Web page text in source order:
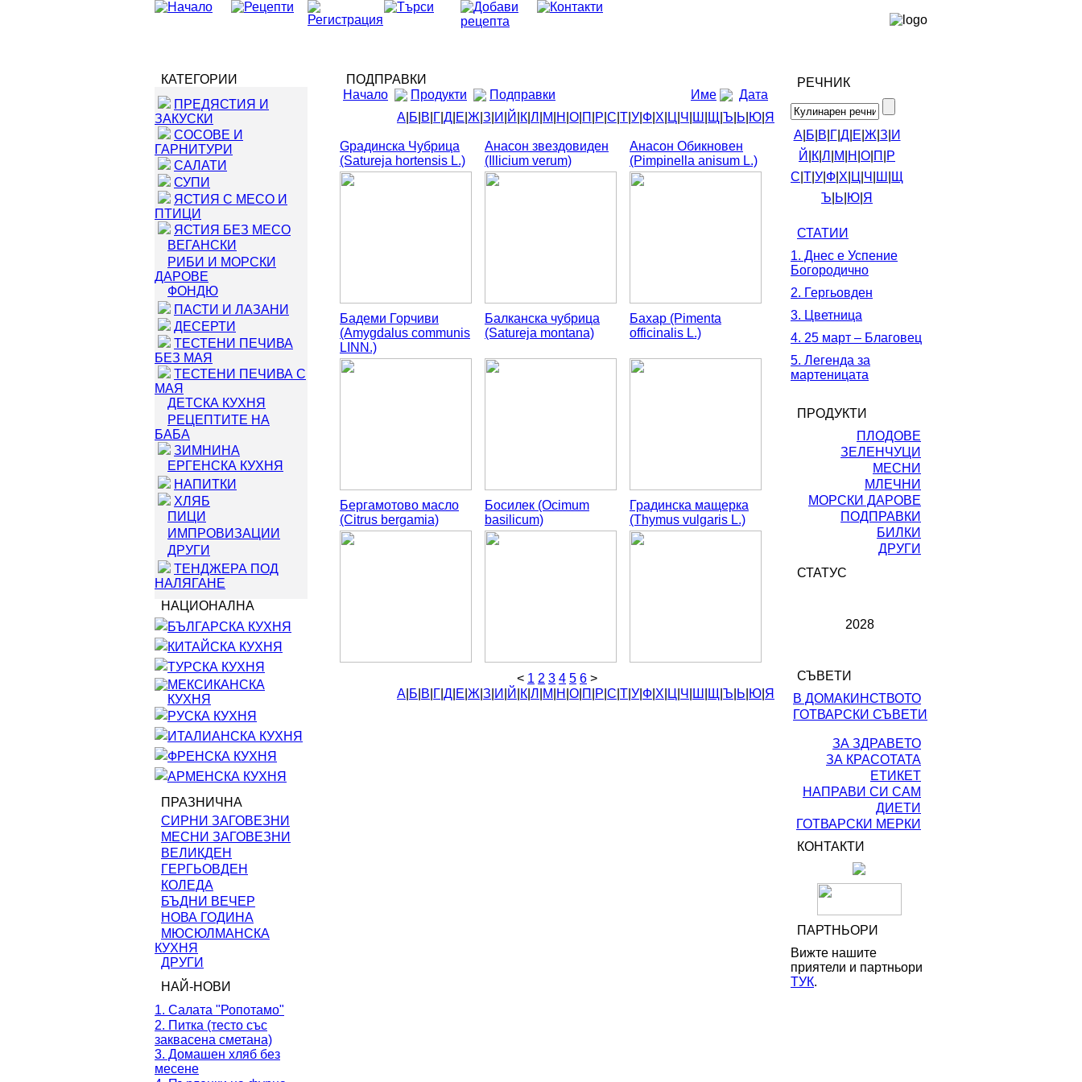
КАТЕГОРИИ
ПРЕДЯСТИЯ И
ЗАКУСКИ
СОСОВЕ И
ГАРНИТУРИ
САЛАТИ
СУПИ
ЯСТИЯ С МЕСО И
ПТИЦИ
ЯСТИЯ БЕЗ МЕСО
ВЕГАНСКИ
РИБИ И МОРСКИ
ДАРОВЕ
ФОНДЮ
ПАСТИ И ЛАЗАНИ
ДЕСЕРТИ
ТЕСТЕНИ ПЕЧИВА
БЕЗ МАЯ
ТЕСТЕНИ ПЕЧИВА С
МАЯ
ДЕТСКА КУХНЯ
РЕЦЕПТИТЕ НА
БАБА
ЗИМНИНА
ЕРГЕНСКА КУХНЯ
НАПИТКИ
ХЛЯБ
ПИЦИ
ИМПРОВИЗАЦИИ
ДРУГИ
ТЕНДЖЕРА ПОД
НАЛЯГАНЕ
НАЦИОНАЛНА
БЪЛГАРСКА КУХНЯ
КИТАЙСКА КУХНЯ
ТУРСКА КУХНЯ
МЕКСИКАНСКА
КУХНЯ
РУСКА КУХНЯ
ИТАЛИАНСКА КУХНЯ
ФРЕНСКА КУХНЯ
АРМЕНСКА КУХНЯ
ПРАЗНИЧНА
СИРНИ ЗАГОВЕЗНИ
МЕСНИ ЗАГОВЕЗНИ
ВЕЛИКДЕН
ГЕРГЬОВДЕН
КОЛЕДА
БЪДНИ ВЕЧЕР
НОВА ГОДИНА
МЮСЮЛМАНСКА
КУХНЯ
ДРУГИ
НАЙ-НОВИ
1. Салата "Ропотамо"
2. Питка (тесто със
заквасена сметана)
3. Домашен хляб без
месене
ПОДПРАВКИ
Начало
Продукти Подправки Име
Дата
А Б В Г Д Е Ж З И Й К Л М Н О П Р С Т У Ф Х Ц Ч Ш Щ Ъ Ь Ю Я
Gрадинска Чубрица
(Satureja hortensis L.)
Анасон звездовиден
(Illicium verum)
Анасон Обикновен
(Pimpinella anisum L.)
Бадеми Горчиви
(Amygdalus communis
LINN.)
Балканска чубрица
(Satureja montana)
Бахар (Pimenta
officinalis L.)
Бергамотово масло
(Citrus bergamia)
Босилек (Ocimum
basilicum)
Градинска мащерка
(Thymus vulgaris L.)
< 1 2 3 4 5 6 >
А Б В Г Д Е Ж З И Й К Л М Н О П Р С Т У Ф Х Ц Ч Ш Щ Ъ Ь Ю Я
РЕЧНИК
А| Б В Г| Д| Е Ж З И
Й К Л М Н О П Р
С Т У Ф Х Ц Ч Ш
Щ
Ъ Ь Ю Я
СТАТИИ
1. Днес е Успение
Богородично
2. Гергьовден
3. Цветница
4. 25 март – Благовец
5. Легенда за
мартеницата
ПРОДУКТИ
ПЛОДОВЕ
ЗЕЛЕНЧУЦИ
МЕСНИ
МЛЕЧНИ
МОРСКИ ДАРОВЕ
ПОДПРАВКИ
БИЛКИ
ДРУГИ
СТАТУС
2028
СЪВЕТИ
В ДОМАКИНСТВОТО
ГОТВАРСКИ СЪВЕТИ
ЗА ЗДРАВЕТО
ЗА КРАСОТАТА
ЕТИКЕТ
НАПРАВИ СИ САМ
ДИЕТИ
ГОТВАРСКИ МЕРКИ
КОНТАКТИ
ПАРТНЬОРИ
Вижте нашите
приятели и партньори
ТУК.